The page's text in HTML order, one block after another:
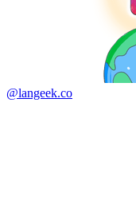
@langeek.co